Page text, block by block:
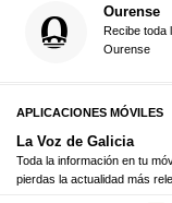
Ourense
Recibe toda
Ourense
APLICACIONES MÓVILES
La Voz de Galicia
Toda la información en tu
pierdas la actualidad más